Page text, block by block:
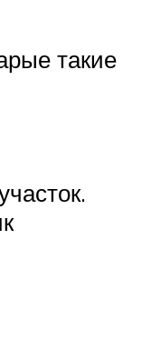
такие